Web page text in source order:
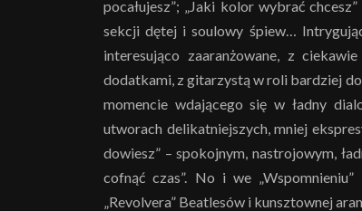
pocałujesz”; „Jaki kolor wybrać
sekcji dętej i soulowy śpiew…
interesująco zaaranżowane, z
dodatkami, z gitarzystą w roli bardziej
momencie wdającego się w ładny
utworach delikatniejszych, mniej
dowiesz” – spokojnym, nastrojowym,
cofnąć czas”. No i we
„Revolvera” Beatlesów i kunsztownej